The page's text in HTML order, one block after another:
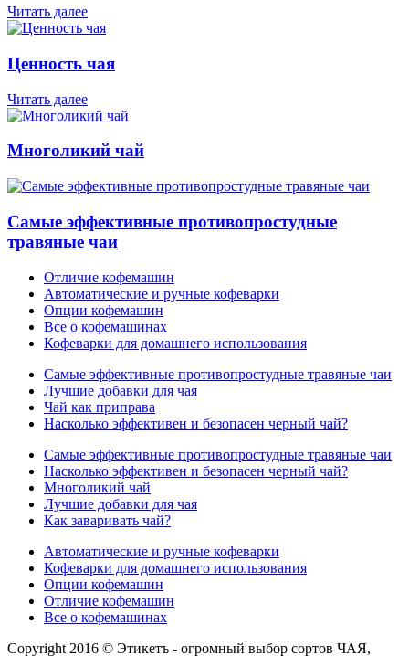
Читать далее
Ценность чая
Читать далее
Многоликий чай
Самые эффективные противопростудные
травяные чаи
Отличие кофемашин
Автоматические и ручные кофеварки
Опции кофемашин
Все о кофемашинах
Кофеварки для домашнего использования
Самые эффективные противопростудные травяные чаи
Лучшие добавки для чая
Чай как приправа
Насколько эффективен и безопасен черный чай?
Самые эффективные противопростудные травяные чаи
Насколько эффективен и безопасен черный чай?
Многоликий чай
Лучшие добавки для чая
Как заваривать чай?
Автоматические и ручные кофеварки
Кофеварки для домашнего использования
Опции кофемашин
Отличие кофемашин
Все о кофемашинах
Copyright 2016 © Этикетъ - огромный выбор сортов ЧАЯ,